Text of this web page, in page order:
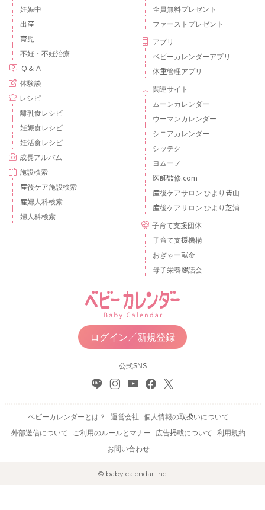
妊娠中
出産
育児
不妊・不妊治療
Ｑ＆Ａ
体験談
レシピ
離乳食レシピ
妊娠食レシピ
妊活食レシピ
成長アルバム
施設検索
産後ケア施設検索
産婦人科検索
婦人科検索
全員無料プレゼント
ファーストプレゼント
アプリ
ベビーカレンダーアプリ
体重管理アプリ
関連サイト
ムーンカレンダー
ウーマンカレンダー
シニアカレンダー
シッテク
ヨムーノ
医師監修.com
産後ケアサロン ひより青山
産後ケアサロン ひより芝浦
子育て支援団体
子育て支援機構
おぎゃー献金
母子栄養懇話会
ログイン／新規登録
公式SNS
ベビーカレンダーとは？ 運営会社
個人情報の取扱いについて
外部送信について
ご利用のルールとマナー 広告掲載について
利用規約
お問い合わせ
© baby calendar Inc.